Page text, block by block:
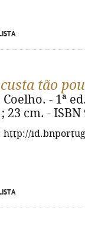
tão
- 1ª
23 cm. - ISBN
http://